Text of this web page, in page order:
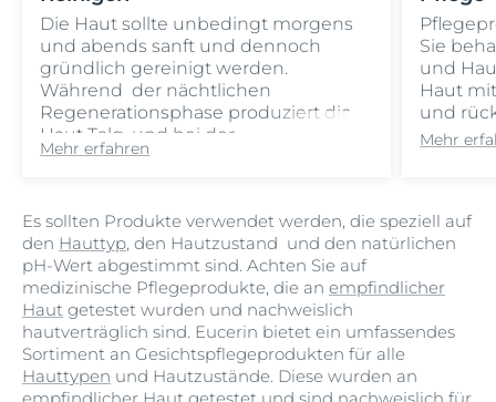
Die Haut sollte unbedingt morgens
und abends sanft und dennoch
gründlich gereinigt werden.
Während der nächtlichen
Regenerationsphase produziert die
Haut Talg, und bei der
morgendlichen Reinigung muss
schützende Pflege vorzubereiten.
Abends werden durch die Reinigung
Schmutz, Schweiß, Make-up und
Sonnenschutzmittel entfernt und die
Haut auf die Aufnahme der
Wirkstoffe in der Nachtpflege
vorbereitet.
Mehr erfahren
Sie
und
Haut
und
Mehr
Es sollten Produkte verwendet werden, die speziell auf
den Hauttyp, den Hautzustand und den natürlichen
pH-Wert abgestimmt sind. Achten Sie auf
medizinische Pflegeprodukte, die an empfindlicher
Haut getestet wurden und nachweislich
hautverträglich sind. Eucerin bietet ein umfassendes
Sortiment an Gesichtspflegeprodukten für alle
Hauttypen und Hautzustände. Diese wurden an